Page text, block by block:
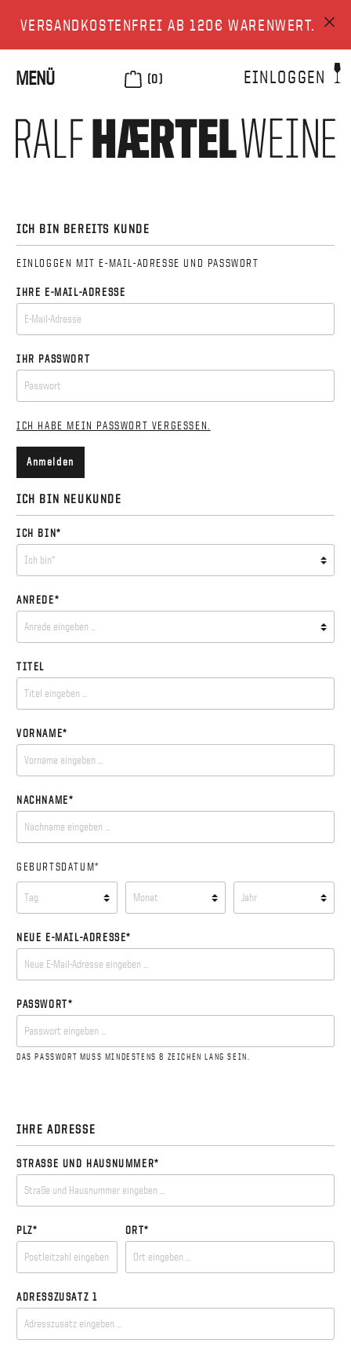
VERSANDKOSTENFREI AB 120€ WARENWERT.
MENÜ (0) EINLOGGEN
ICH BIN BEREITS KUNDE
EINLOGGEN MIT E-MAIL-ADRESSE UND PASSWORT
IHRE E-MAIL-ADRESSE
IHR PASSWORT
ICH HABE MEIN PASSWORT VERGESSEN.
Anmelden
ICH BIN NEUKUNDE
ICH BIN*
ANREDE*
TITEL
VORNAME*
NACHNAME*
GEBURTSDATUM*
NEUE E-MAIL-ADRESSE*
PASSWORT*
DAS PASSWORT MUSS MINDESTENS 8 ZEICHEN LANG SEIN.
IHRE ADRESSE
STRASSE UND HAUSNUMMER*
PLZ* ORT*
ADRESSZUSATZ 1